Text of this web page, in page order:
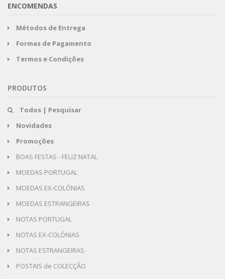
ENCOMENDAS
Métodos de Entrega
Formas de Pagamento
Termos e Condições
PRODUTOS
Todos | Pesquisar
Novidades
Promoções
BOAS FESTAS - FELIZ NATAL
MOEDAS PORTUGAL
MOEDAS EX-COLÓNIAS
MOEDAS ESTRANGEIRAS
NOTAS PORTUGAL
NOTAS EX-COLÓNIAS
NOTAS ESTRANGEIRAS
POSTAIS de COLECÇÃO